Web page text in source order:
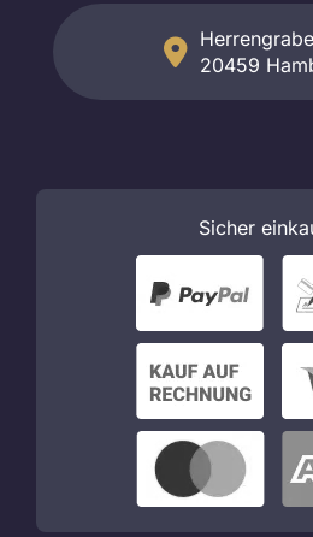
20459
Sicher